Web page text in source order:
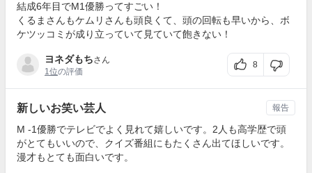
結成6年目でM1優勝ってすごい！
くるまさんもケムリさんも頭良くて、頭の回転も早いから、ボ
ケツッコミが成り立っていて見ていて飽きない！
ヨネダもちさん
1位の評価
8
新しいお笑い芸人
M -1優勝でテレビでよく見れて嬉しいです。2人も高学歴で頭
がとてもいいので、クイズ番組にもたくさん出てほしいです。
漫才もとても面白いです。
報告